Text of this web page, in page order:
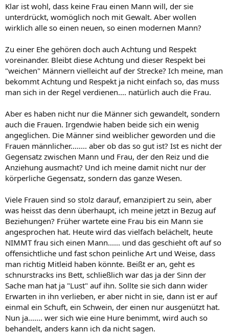
Klar ist wohl, dass keine Frau einen Mann will, der sie
unterdrückt, womöglich noch mit Gewalt. Aber wollen
wirklich alle so einen neuen, so einen modernen Mann?
Zu einer Ehe gehören doch auch Achtung und Respekt
voreinander. Bleibt diese Achtung und dieser Respekt bei
"weichen" Männern vielleicht auf der Strecke? Ich meine, man
bekommt Achtung und Respekt ja nicht einfach so, das muss
man sich in der Regel verdienen.... natürlich auch die Frau.
Aber es haben nicht nur die Männer sich gewandelt, sondern
auch die Frauen. Irgendwie haben beide sich ein wenig
angeglichen. Die Männer sind weiblicher geworden und die
Frauen männlicher........ aber ob das so gut ist? Ist es nicht der
Gegensatz zwischen Mann und Frau, der den Reiz und die
Anziehung ausmacht? Und ich meine damit nicht nur der
körperliche Gegensatz, sondern das ganze Wesen.
Viele Frauen sind so stolz darauf, emanzipiert zu sein, aber
was heisst das denn überhaupt, ich meine jetzt in Bezug auf
Beziehungen? Früher wartete eine Frau bis ein Mann sie
angesprochen hat. Heute wird das vielfach belächelt, heute
NIMMT frau sich einen Mann...... und das geschieht oft auf so
offensichtliche und fast schon peinliche Art und Weise, dass
man richtig Mitleid haben könnte. Beißt er an, geht es
schnurstracks ins Bett, schließlich war das ja der Sinn der
Sache man hat ja "Lust" auf ihn. Sollte sie sich dann wider
Erwarten in ihn verlieben, er aber nicht in sie, dann ist er auf
einmal ein Schuft, ein Schwein, der einen nur ausgenützt hat.
Nun ja....... wer sich wie eine Hure benimmt, wird auch so
behandelt, anders kann ich da nicht sagen.